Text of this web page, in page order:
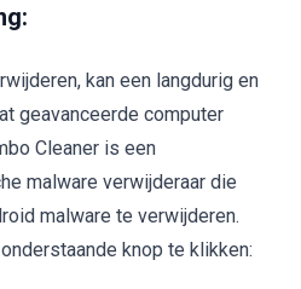
kan een langdurig en
geavanceerde computer
Cleaner is een
malware verwijderaar die
malware te verwijderen.
knop te klikken: